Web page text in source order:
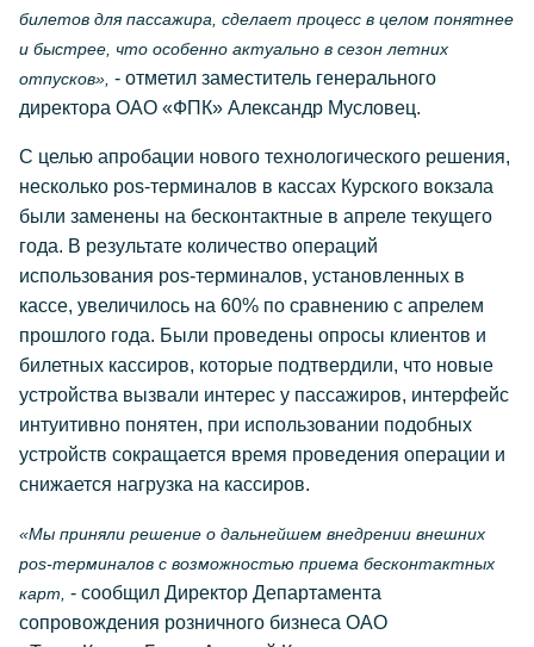
билетов для пассажира, сделает процесс в целом понятнее
и быстрее, что особенно актуально в сезон летних
отпусков», - отметил заместитель генерального
директора ОАО «ФПК» Александр Мусловец.
С целью апробации нового технологического решения,
несколько pos-терминалов в кассах Курского вокзала
были заменены на бесконтактные в апреле текущего
года. В результате количество операций
использования pos-терминалов, установленных в
кассе, увеличилось на 60% по сравнению с апрелем
прошлого года. Были проведены опросы клиентов и
билетных кассиров, которые подтвердили, что новые
устройства вызвали интерес у пассажиров, интерфейс
интуитивно понятен, при использовании подобных
устройств сокращается время проведения операции и
снижается нагрузка на кассиров.
«Мы приняли решение о дальнейшем внедрении внешних
pos-терминалов с возможностью приема бесконтактных
карт, - сообщил Директор Департамента
сопровождения розничного бизнеса ОАО